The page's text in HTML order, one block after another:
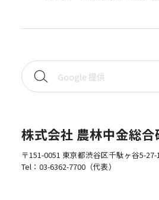
株式会社 農林中金総合
〒151-0051 東京都渋谷区千駄ヶ谷5-
Tel： 03-6362-7700（代表）